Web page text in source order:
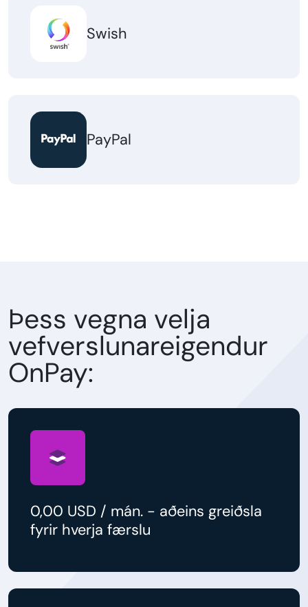
Swish
PayPal
Þess vegna velja
vefverslunareigendur
OnPay:
0,00 USD / mán. - aðeins greiðsla
fyrir hverja færslu